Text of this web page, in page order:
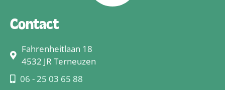
Contact
Fahrenheitlaan 18
4532 JR Terneuzen
06 - 25 03 65 88